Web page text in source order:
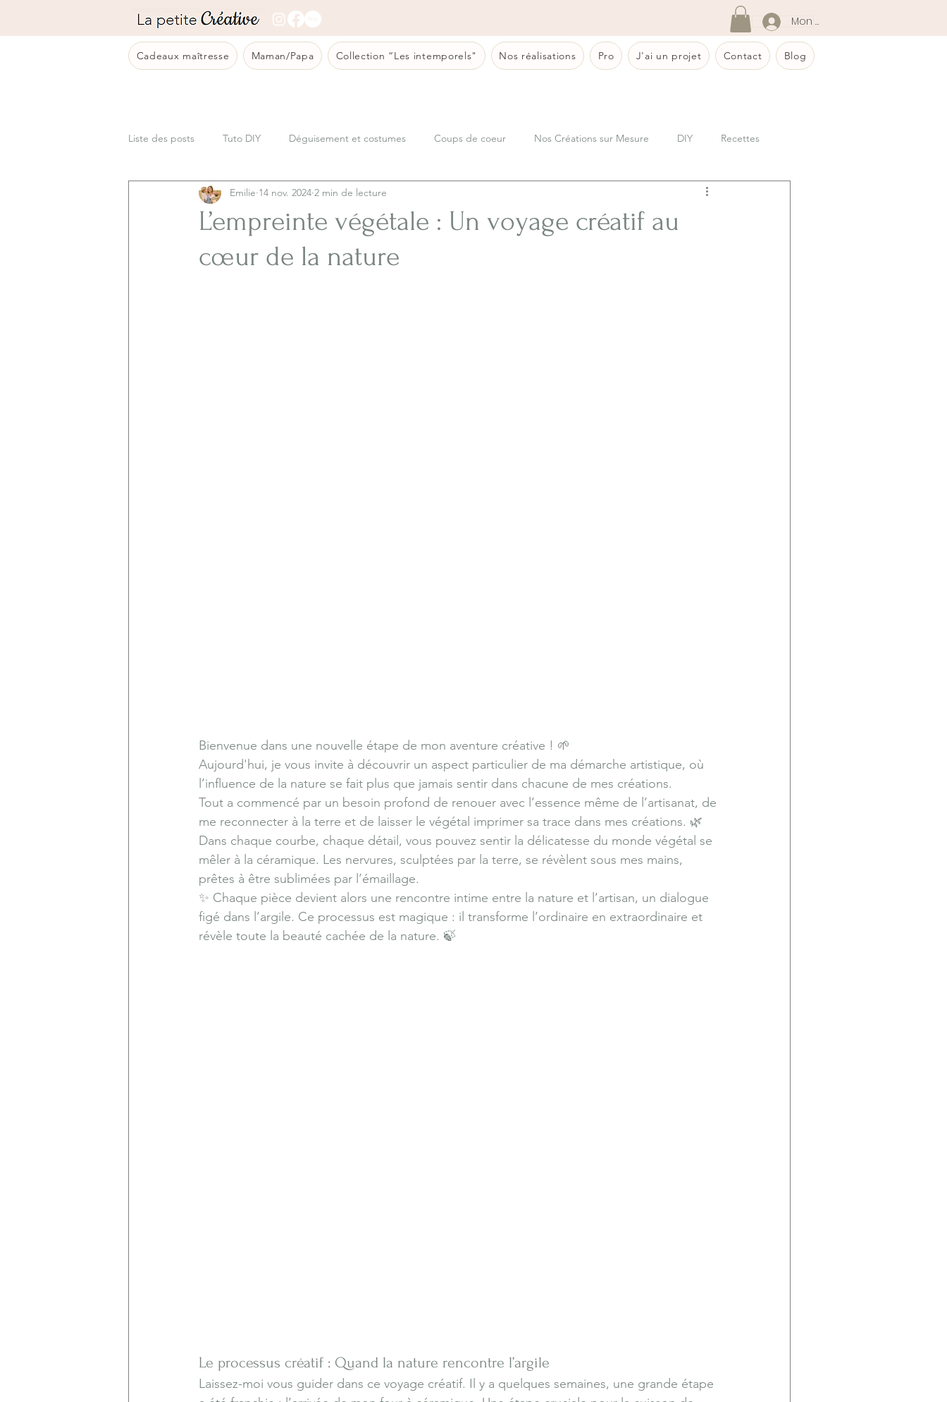
Mon compte
Cadeaux maîtresse Maman/Papa Collection “Les intemporels" Nos réalisations Pro J'ai un projet Contact Blog
Liste des posts Tuto DIY Déguisement et costumes Coups de coeur Nos Créations sur Mesure DIY Recettes
Sortie en famille
L’empreinte végétale : Un voyage créatif au
cœur de la nature
Emilie 14 nov. 2024 2 min de lecture
Bienvenue dans une nouvelle étape de mon aventure créative ! 🌱
Aujourd'hui, je vous invite à découvrir un aspect particulier de ma démarche artistique, où
l’influence de la nature se fait plus que jamais sentir dans chacune de mes créations.
Tout a commencé par un besoin profond de renouer avec l’essence même de l’artisanat, de
me reconnecter à la terre et de laisser le végétal imprimer sa trace dans mes créations. 🌿
Dans chaque courbe, chaque détail, vous pouvez sentir la délicatesse du monde végétal se
mêler à la céramique. Les nervures, sculptées par la terre, se révèlent sous mes mains,
prêtes à être sublimées par l’émaillage.
✨ Chaque pièce devient alors une rencontre intime entre la nature et l’artisan, un dialogue
figé dans l’argile. Ce processus est magique : il transforme l’ordinaire en extraordinaire et
révèle toute la beauté cachée de la nature. 🍃
Le processus créatif : Quand la nature rencontre l’argile
Laissez-moi vous guider dans ce voyage créatif. Il y a quelques semaines, une grande étape